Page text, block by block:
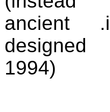
ancient
designed
1994)